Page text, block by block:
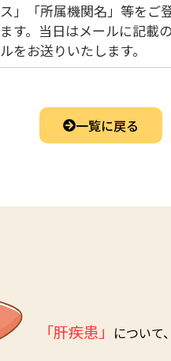
」「所属機関名」等をご
す。当日はメールに記載
をお送りいたします。
一覧に戻る
「肝疾患」 について